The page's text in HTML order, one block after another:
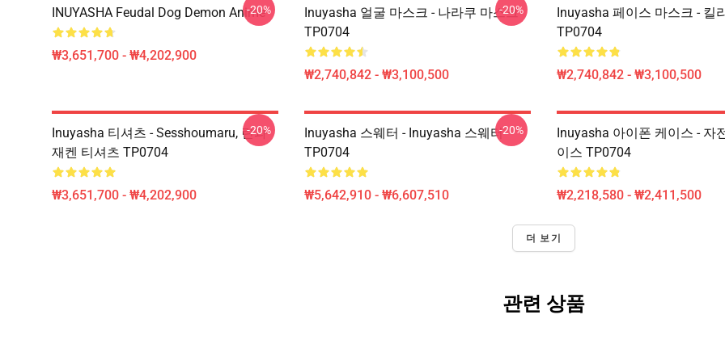
INUYASHA Feudal Dog Demon Anime
₩3,651,700 - ₩4,202,900
-20%
Inuyasha 얼굴 마스크 - 나라쿠 마스크
TP0704
₩2,740,842 - ₩3,100,500
-20%
Inuyasha 페이스 마스크 - 킬
TP0704
₩2,740,842 - ₩3,100,500
Inuyasha 티셔츠 - Sesshoumaru, 린과
재켄 티셔츠 TP0704
₩3,651,700 - ₩4,202,900
-20%
Inuyasha 스웨터 - Inuyasha 스웨터
TP0704
₩5,642,910 - ₩6,607,510
-20%
Inuyasha 아이폰 케이스 - 자
이스 TP0704
₩2,218,580 - ₩2,411,500
더 보기
관련 상품